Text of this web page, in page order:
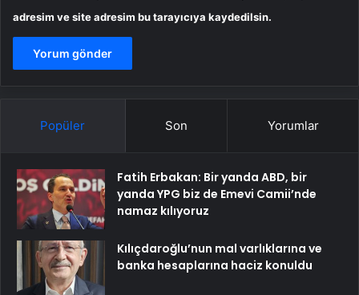
adresim ve site adresim bu tarayıcıya kaydedilsin.
Popüler Son Yorumlar
Fatih Erbakan: Bir yanda ABD, bir
yanda YPG biz de Emevi Camii’nde
namaz kılıyoruz
Kılıçdaroğlu’nun mal varlıklarına ve
banka hesaplarına haciz konuldu